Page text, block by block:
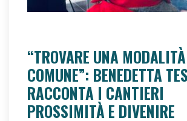
“TROVARE UNA MODALITÀ
COMUNE”: BENEDETTA
RACCONTA I CANTIERI
PROSSIMITÀ E DIVENIRE